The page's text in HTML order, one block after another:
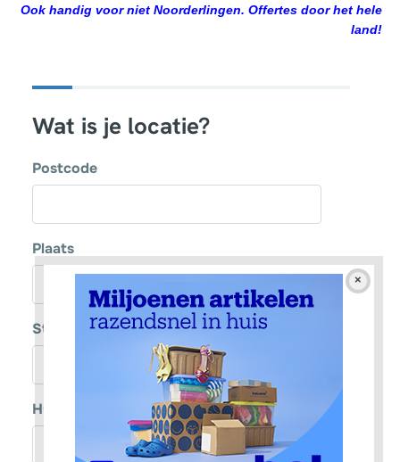
Ook handig voor niet Noorderlingen. Offertes door het hele
land!